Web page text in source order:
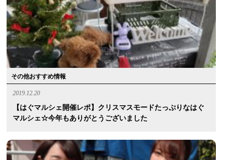
その他おすすめ情報
2019.12.20
【はぐマルシェ開催レポ】クリスマスモードたっぷりなはぐ
マルシェ☆今年もありがとうございました